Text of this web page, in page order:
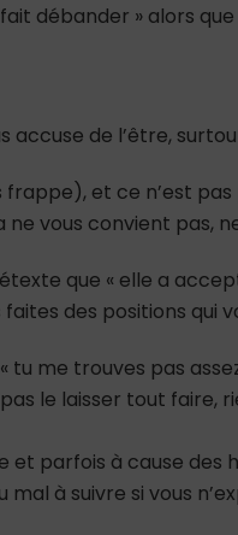
débander » alors
de l’être,
et ce n’est pas
vous convient pas,
que « elle a
des positions qui
tu me trouves pas
le laisser tout faire,
parfois à cause des
à suivre si vous